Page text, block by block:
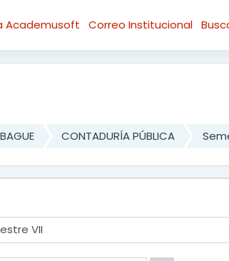
Academusoft Correo Institucional
CONTADURÍA PÚBLICA